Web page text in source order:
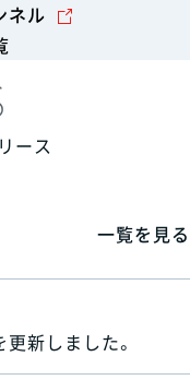
ネル
ース
一覧を見る
新しました。